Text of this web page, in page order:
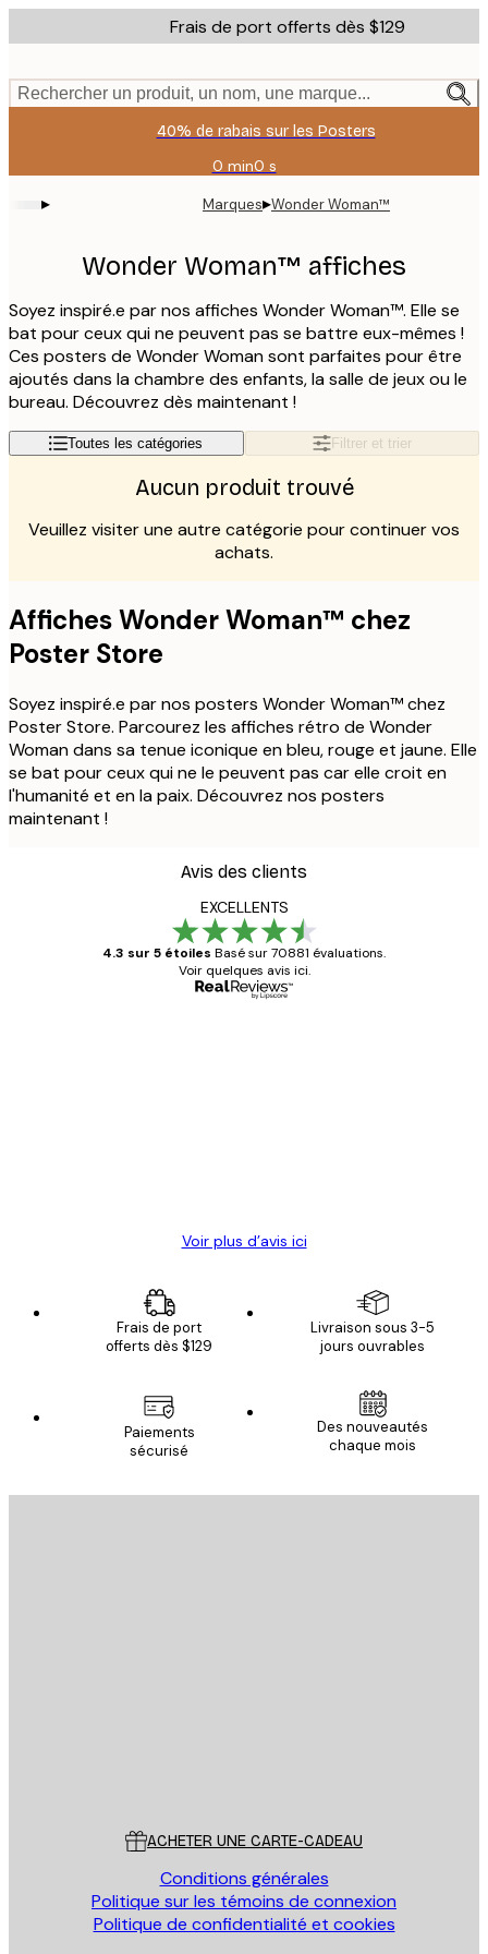
to
content.
Frais de port offerts dès $129
Rechercher un produit, un nom, une marque...
40% de rabais sur les Posters
0 min0 s
Valable
jusqu'au
:
11
▸ Marques▸Wonder Woman™
Wonder Woman™ affiches
Soyez inspiré.e par nos affiches Wonder Woman™. Elle se
bat pour ceux qui ne peuvent pas se battre eux-mêmes !
Ces posters de Wonder Woman sont parfaites pour être
ajoutés dans la chambre des enfants, la salle de jeux ou le
bureau. Découvrez dès maintenant !
Toutes les catégories Filtrer et trier
Aucun produit trouvé
Veuillez visiter une autre catégorie pour continuer vos
achats.
Affiches Wonder Woman™ chez
Poster Store
Soyez inspiré.e par nos posters Wonder Woman™ chez
Poster Store. Parcourez les affiches rétro de Wonder
Woman dans sa tenue iconique en bleu, rouge et jaune. Elle
se bat pour ceux qui ne le peuvent pas car elle croit en
l'humanité et en la paix. Découvrez nos posters
maintenant !
Avis des clients
EXCELLENTS
4.3 sur 5 étoiles Basé sur 70881 évaluations.
Voir quelques avis ici.
Voir plus d’avis ici
Frais de port
offerts dès $129
Livraison sous 3-5
jours ouvrables
Paiements
sécurisé
Des nouveautés
chaque mois
ACHETER UNE CARTE-CADEAU
Conditions générales
Politique sur les témoins de connexion
Politique de confidentialité et cookies